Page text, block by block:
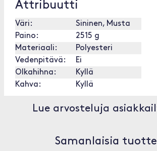
Attribuutti
Väri:
Sininen, Musta
Paino:
2515 g
Materiaali:
Polyesteri
Vedenpitävä:
Ei
Olkahihna:
Kyllä
Kahva:
Kyllä
Lue arvosteluja
Samanlaisia